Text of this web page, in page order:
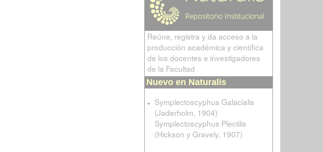
Reúne, registra y da acceso a la
producción académica y científica
de los docentes e investigadores
de la Facultad
Nuevo en Naturalis
Symplectoscyphus Galacialis
(Jaderholm, 1904)
Symplectoscyphus Plectilis
(Hickson y Gravely, 1907)